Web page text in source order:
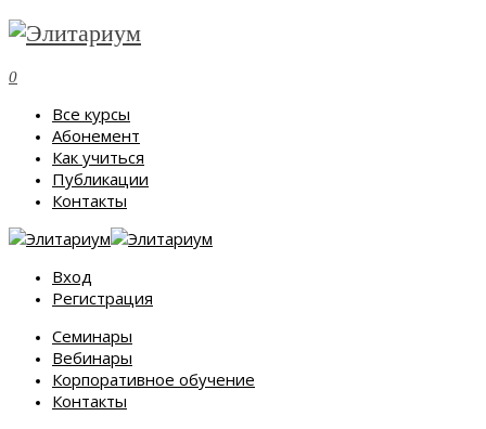
0
Все курсы
Абонемент
Как учиться
Публикации
Контакты
Вход
Регистрация
Семинары
Вебинары
Корпоративное обучение
Контакты